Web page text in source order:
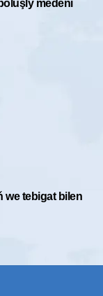
medeni
we tebigat bilen